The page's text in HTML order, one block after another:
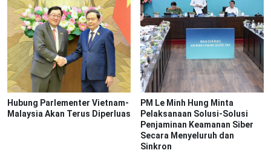
Hubung Parlementer Vietnam-
Malaysia Akan Terus Diperluas
PM Le Minh Hung Minta
Pelaksanaan Solusi-Solusi
Penjaminan Keamanan Siber
Secara Menyeluruh dan
Sinkron